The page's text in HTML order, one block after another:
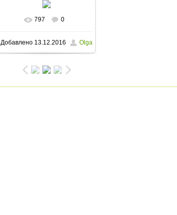
В реальном размере
1200x900/ 171.4Kb
797 0
Добавлено 13.12.2016 Olga